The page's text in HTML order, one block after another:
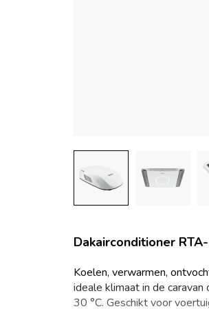
Dakairconditioner
Koelen, verwarmen,
ideale klimaat in de
30 °C. Geschikt voor